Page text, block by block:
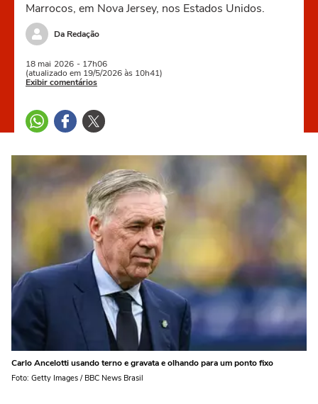
Marrocos, em Nova Jersey, nos Estados Unidos.
Da Redação
18 mai 2026 - 17h06
(atualizado em 19/5/2026 às 10h41)
Exibir comentários
Carlo Ancelotti usando terno e gravata e olhando para um ponto fixo
Foto: Getty Images / BBC News Brasil